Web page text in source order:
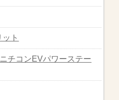
ト
コンEVパワーステー